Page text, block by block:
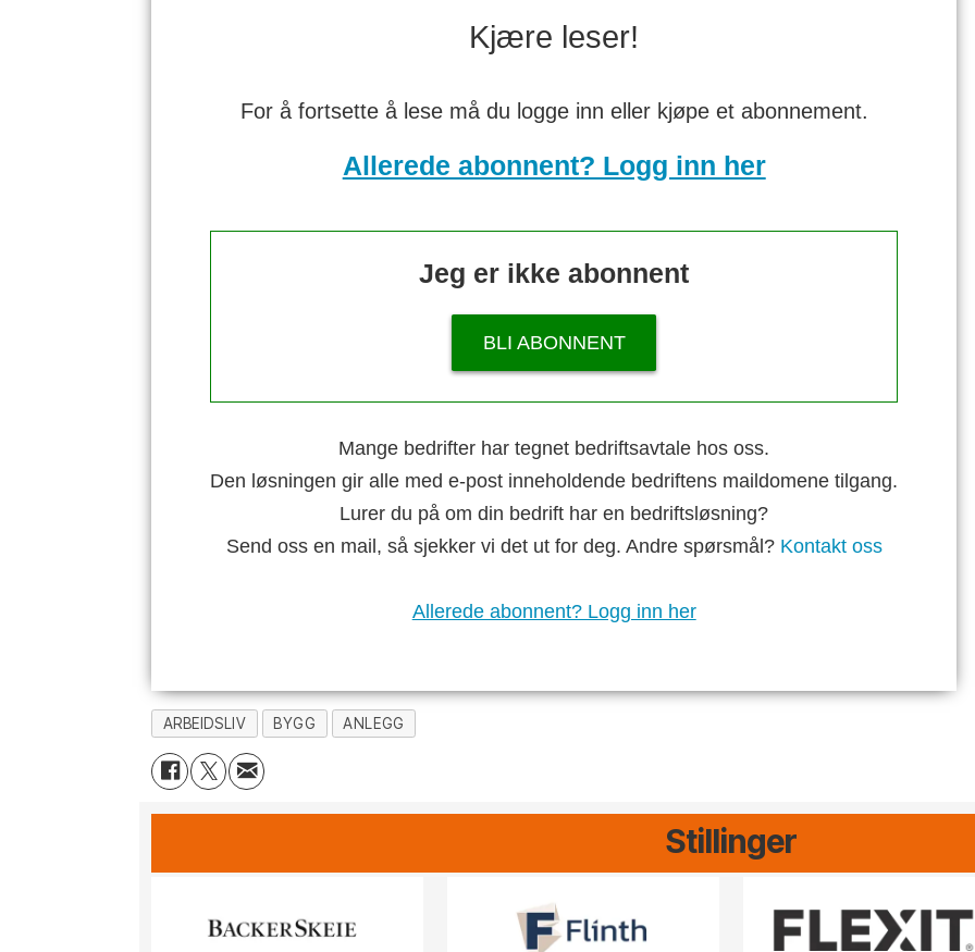
Kjære leser!
For å fortsette å lese må du logge inn eller kjøpe et abonnement.
Allerede abonnent? Logg inn her
Jeg er ikke abonnent
BLI ABONNENT
Mange bedrifter har tegnet bedriftsavtale hos oss.
Den løsningen gir alle med e-post inneholdende bedriftens maildomene tilgang.
Lurer du på om din bedrift har en bedriftsløsning?
Send oss en mail, så sjekker vi det ut for deg. Andre spørsmål? Kontakt oss
Allerede abonnent? Logg inn her
ARBEIDSLIV BYGG ANLEGG
Stillinger